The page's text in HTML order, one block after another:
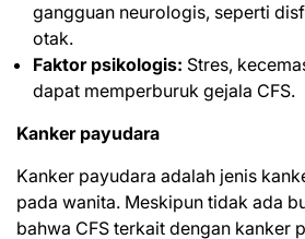
gangguan neurologis, seperti
otak.
Faktor psikologis: Stres,
dapat memperburuk gejala CFS.
Kanker payudara
Kanker payudara adalah jenis
pada wanita. Meskipun tidak ada
bahwa CFS terkait dengan kanker